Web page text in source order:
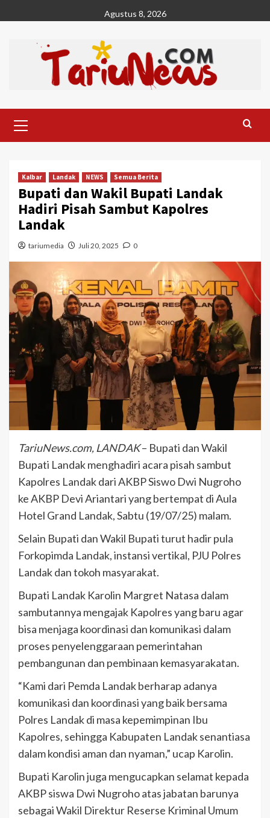
to
Agustus 8, 2026
Menu
Kalbar Landak NEWS Semua Berita
Bupati dan Wakil Bupati Landak
Hadiri Pisah Sambut Kapolres
Landak
tariumedia Juli 20, 2025 0
TariuNews.com, LANDAK– Bupati dan Wakil
Bupati Landak menghadiri acara pisah sambut
Kapolres Landak dari AKBP Siswo Dwi Nugroho
ke AKBP Devi Ariantari yang bertempat di Aula
Hotel Grand Landak, Sabtu (19/07/25) malam.
Selain Bupati dan Wakil Bupati turut hadir pula
Forkopimda Landak, instansi vertikal, PJU Polres
Landak dan tokoh masyarakat.
Bupati Landak Karolin Margret Natasa dalam
sambutannya mengajak Kapolres yang baru agar
bisa menjaga koordinasi dan komunikasi dalam
proses penyelenggaraan pemerintahan
pembangunan dan pembinaan kemasyarakatan.
“Kami dari Pemda Landak berharap adanya
komunikasi dan koordinasi yang baik bersama
Polres Landak di masa kepemimpinan Ibu
Kapolres, sehingga Kabupaten Landak senantiasa
dalam kondisi aman dan nyaman,” ucap Karolin.
Bupati Karolin juga mengucapkan selamat kepada
AKBP siswa Dwi Nugroho atas jabatan barunya
sebagai Wakil Direktur Reserse Kriminal Umum